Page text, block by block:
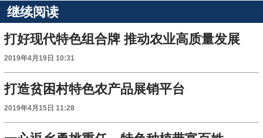
继续阅读
打好现代特色组合牌 推动农业高质量发展
2019年4月19日 10:31
打造贫困村特色农产品展销平台
2019年4月15日 11:28